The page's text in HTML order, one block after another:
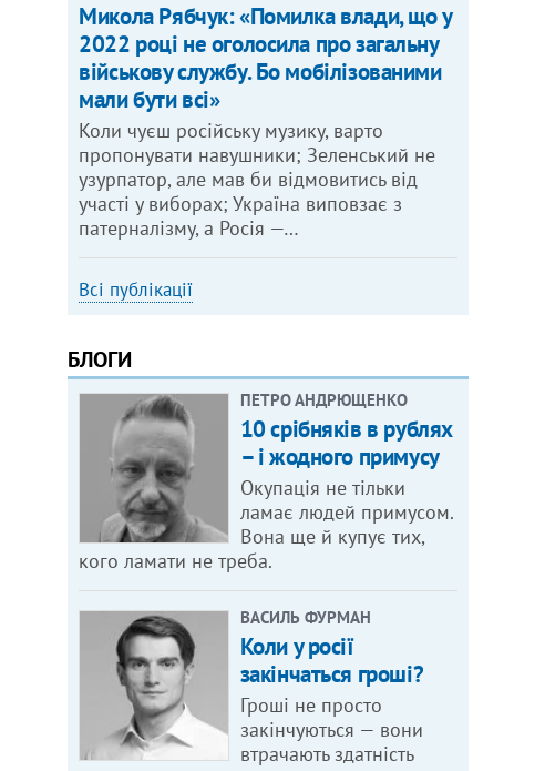
Микола Рябчук: «Помилка влади, що у
2022 році не оголосила про загальну
військову службу. Бо мобілізованими
мали бути всі»
Коли чуєш російську музику, варто
пропонувати навушники; Зеленський не
узурпатор, але мав би відмовитись від
участі у виборах; Україна виповзає з
патерналізму, а Росія —…
Всі публікації
БЛОГИ
ПЕТРО АНДРЮЩЕНКО
10 срібняків в рублях
– і жодного примусу
Окупація не тільки
ламає людей примусом.
Вона ще й купує тих,
кого ламати не треба.
ВАСИЛЬ ФУРМАН
Коли у росії
закінчаться гроші?
Гроші не просто
закінчуються — вони
втрачають здатність